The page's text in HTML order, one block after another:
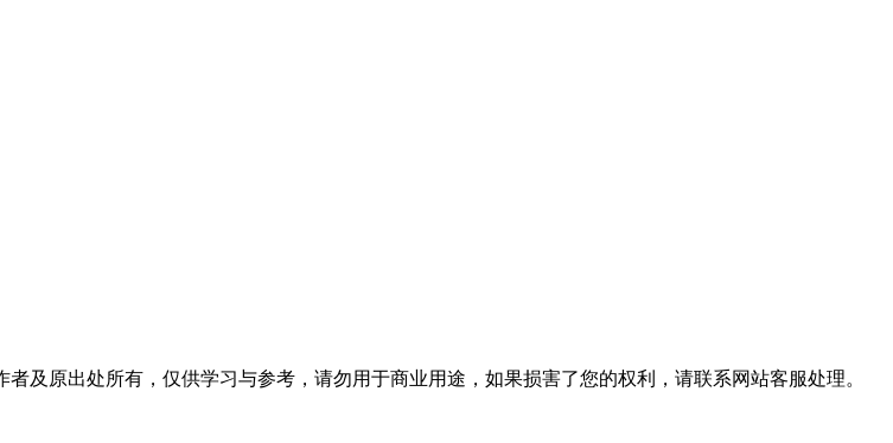
及原出处所有，仅供学习与参考，请勿用于商业用途，如果损害了您的权利，请联系网站客服处理。